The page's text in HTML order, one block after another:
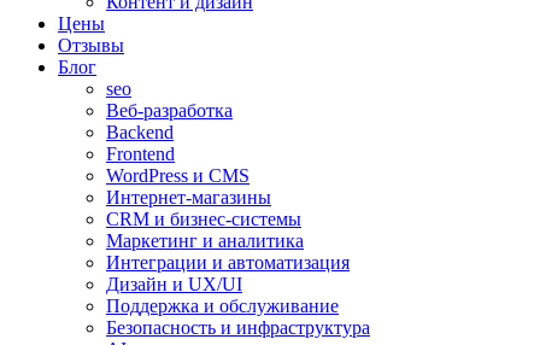
Цены
Отзывы
Блог
seo
Веб-разработка
Backend
Frontend
WordPress и CMS
Интернет-магазины
CRM и бизнес-системы
Маркетинг и аналитика
Интеграции и автоматизация
Дизайн и UX/UI
Поддержка и обслуживание
Безопасность и инфраструктура